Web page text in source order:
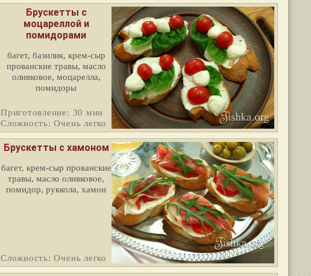
Брускетты с
моцареллой и
помидорами
багет, базилик, крем-сыр
прованские травы, масло
оливковое, моцарелла,
помидоры
Приготовление: 30 мин
Сложность: Очень легко
Брускетты с хамоном
багет, крем-сыр прованские
травы, масло оливковое,
помидор, руккола, хамон
Сложность: Очень легко